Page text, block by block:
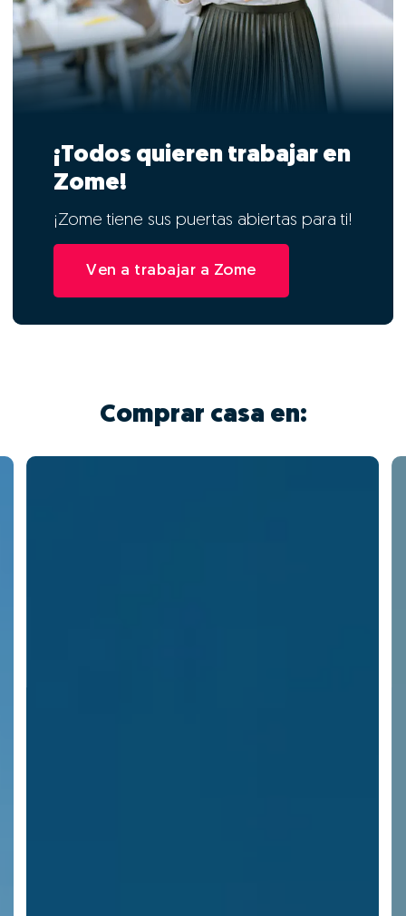
¡Todos quieren trabajar en
Zome!
¡Zome tiene sus puertas abiertas para ti!
Ven a trabajar a Zome
Comprar casa en: